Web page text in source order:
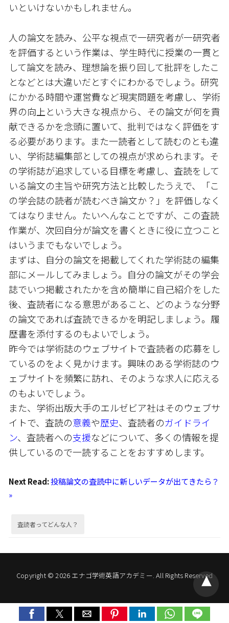
いといけないかもしれません。
人の論文を読み、公平な視点で一研究者が一研究者
を評価するという作業は、学生時代に授業の一貫と
して論文を読み、理想論を振り回して批評をしたこ
となどとは大違いだとすぐにわかるでしょう。研究
にかかる時間や運営費など現実問題を考慮し、学術
界の向上という大きな視点から、その論文が何を貢
献できるかを念頭に置いて、批判ではなく評価をす
る必要があります。また一読者として読むのとも違
い、学術誌編集部としての視点が求められます。そ
の学術誌が追求している目標を考慮し、査読をして
いる論文の主旨や研究方法と比較したうえで、「こ
の学会誌の読者が読むべき論文か？」を評価しなく
てはなりません。たいへんなことですが、この査読
作業が、次回自分が論文を書くときに役に立つこと
はいうまでもないでしょう。
まずは、自分の論文を掲載してくれた学術誌の編集
部にメールしてみましょう。自分の論文がその学会
誌でいつ掲載されたかを含め簡単に自己紹介をした
後、査読者になる意思があること、どのような分野
の論文であれば査読できるかを明記しましょう。履
歴書を添付するのもよいでしょう。
昨今では学術誌のウェブサイトで査読者の応募をし
ているのをよく見かけます。興味のある学術誌のウ
ェブサイトを頻繁に訪れ、そのような求人に応える
のもよいでしょう。
また、学術出版大手のエルゼビア社はそのウェブサ
イトで、査読の意義や歴史、査読者のガイドライ
ン、査読者への支援などについて、多くの情報を提
供しているので一読することをおすすめします。
Next Read:投稿論文の査読中に新しいデータが出てきたら？
»
査読者ってどんな人？
Copyright © 2026 エナゴ学術英語アカデミー. All Rights Reserved